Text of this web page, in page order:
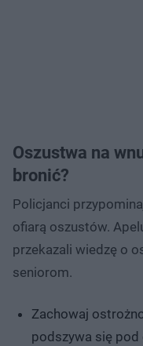
Oszustwa na
bronić?
Policjanci
ofiarą oszustów.
przekazali wiedzę o
seniorom.
Zachowaj
podszywa się pod